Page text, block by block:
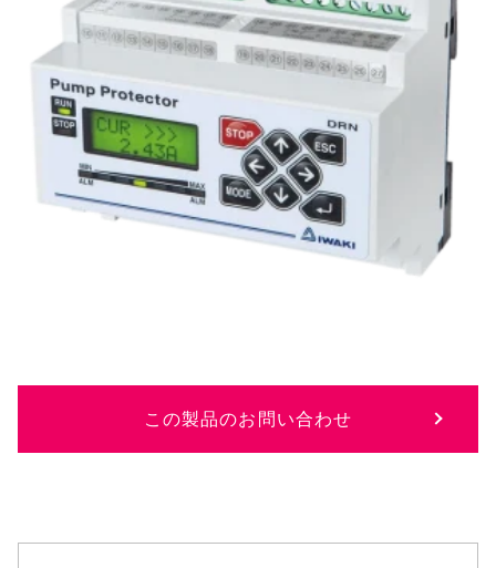
この製品のお問い合わせ